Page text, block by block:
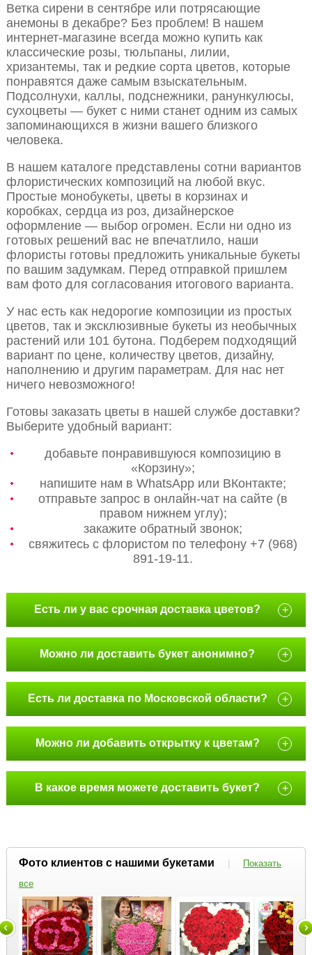
Ветка сирени в сентябре или потрясающие
анемоны в декабре? Без проблем! В нашем
интернет-магазине всегда можно купить как
классические розы, тюльпаны, лилии,
хризантемы, так и редкие сорта цветов, которые
понравятся даже самым взыскательным.
Подсолнухи, каллы, подснежники, ранункулюсы,
сухоцветы — букет с ними станет одним из самых
запоминающихся в жизни вашего близкого
человека.
В нашем каталоге представлены сотни вариантов
флористических композиций на любой вкус.
Простые монобукеты, цветы в корзинах и
коробках, сердца из роз, дизайнерское
оформление — выбор огромен. Если ни одно из
готовых решений вас не впечатлило, наши
флористы готовы предложить уникальные букеты
по вашим задумкам. Перед отправкой пришлем
вам фото для согласования итогового варианта.
У нас есть как недорогие композиции из простых
цветов, так и эксклюзивные букеты из необычных
растений или 101 бутона. Подберем подходящий
вариант по цене, количеству цветов, дизайну,
наполнению и другим параметрам. Для нас нет
ничего невозможного!
Готовы заказать цветы в нашей службе доставки?
Выберите удобный вариант:
добавьте понравившуюся композицию в
«Корзину»;
напишите нам в WhatsApp или ВКонтакте;
отправьте запрос в онлайн-чат на сайте (в
правом нижнем углу);
закажите обратный звонок;
свяжитесь с флористом по телефону +7 (968)
891-19-11.
Есть ли у вас срочная доставка цветов? +
Можно ли доставить букет анонимно? +
Есть ли доставка по Московской области? +
Можно ли добавить открытку к цветам? +
В какое время можете доставить букет? +
Фото клиентов с нашими букетами |
Показать
все